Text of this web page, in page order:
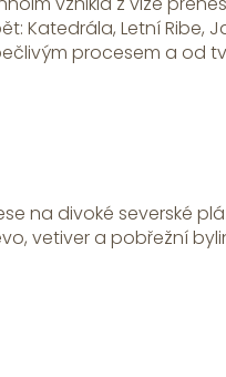
Katedrála, Letní Ribe,
procesem a od
na divoké severské
vetiver a pobřežní